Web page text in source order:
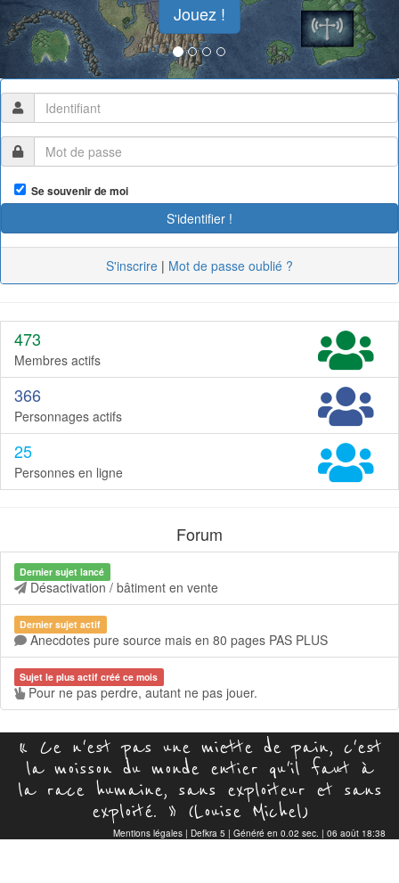
Jouez !
Se souvenir de moi
S'inscrire | Mot de passe oublié ?
473
Membres actifs
366
Personnages actifs
25
Personnes en ligne
Forum
Dernier sujet lancé
Désactivation / bâtiment en vente
Dernier sujet actif
Anecdotes pure source mais en 80 pages PAS PLUS
Sujet le plus actif créé ce mois
Pour ne pas perdre, autant ne pas jouer.
« Ce n'est pas une miette de pain, c'est
la moisson du monde entier qu'il faut à
la race humaine, sans exploiteur et sans
exploité. » (Louise Michel)
Mentions légales | Defkra 5 | Généré en 0.02 sec. | 06 août 18:38